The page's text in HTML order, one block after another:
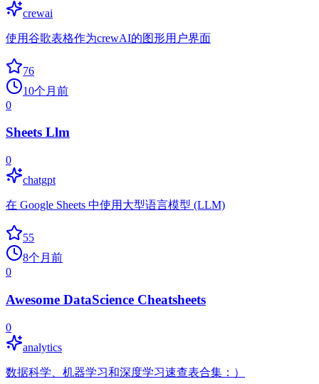
crewai
使用谷歌表格作为crewAI的图形用户界面
76
10个月前
0
Sheets Llm
0
chatgpt
在 Google Sheets 中使用大型语言模型 (LLM)
55
8个月前
0
Awesome DataScience Cheatsheets
0
analytics
数据科学、机器学习和深度学习速查表合集：）